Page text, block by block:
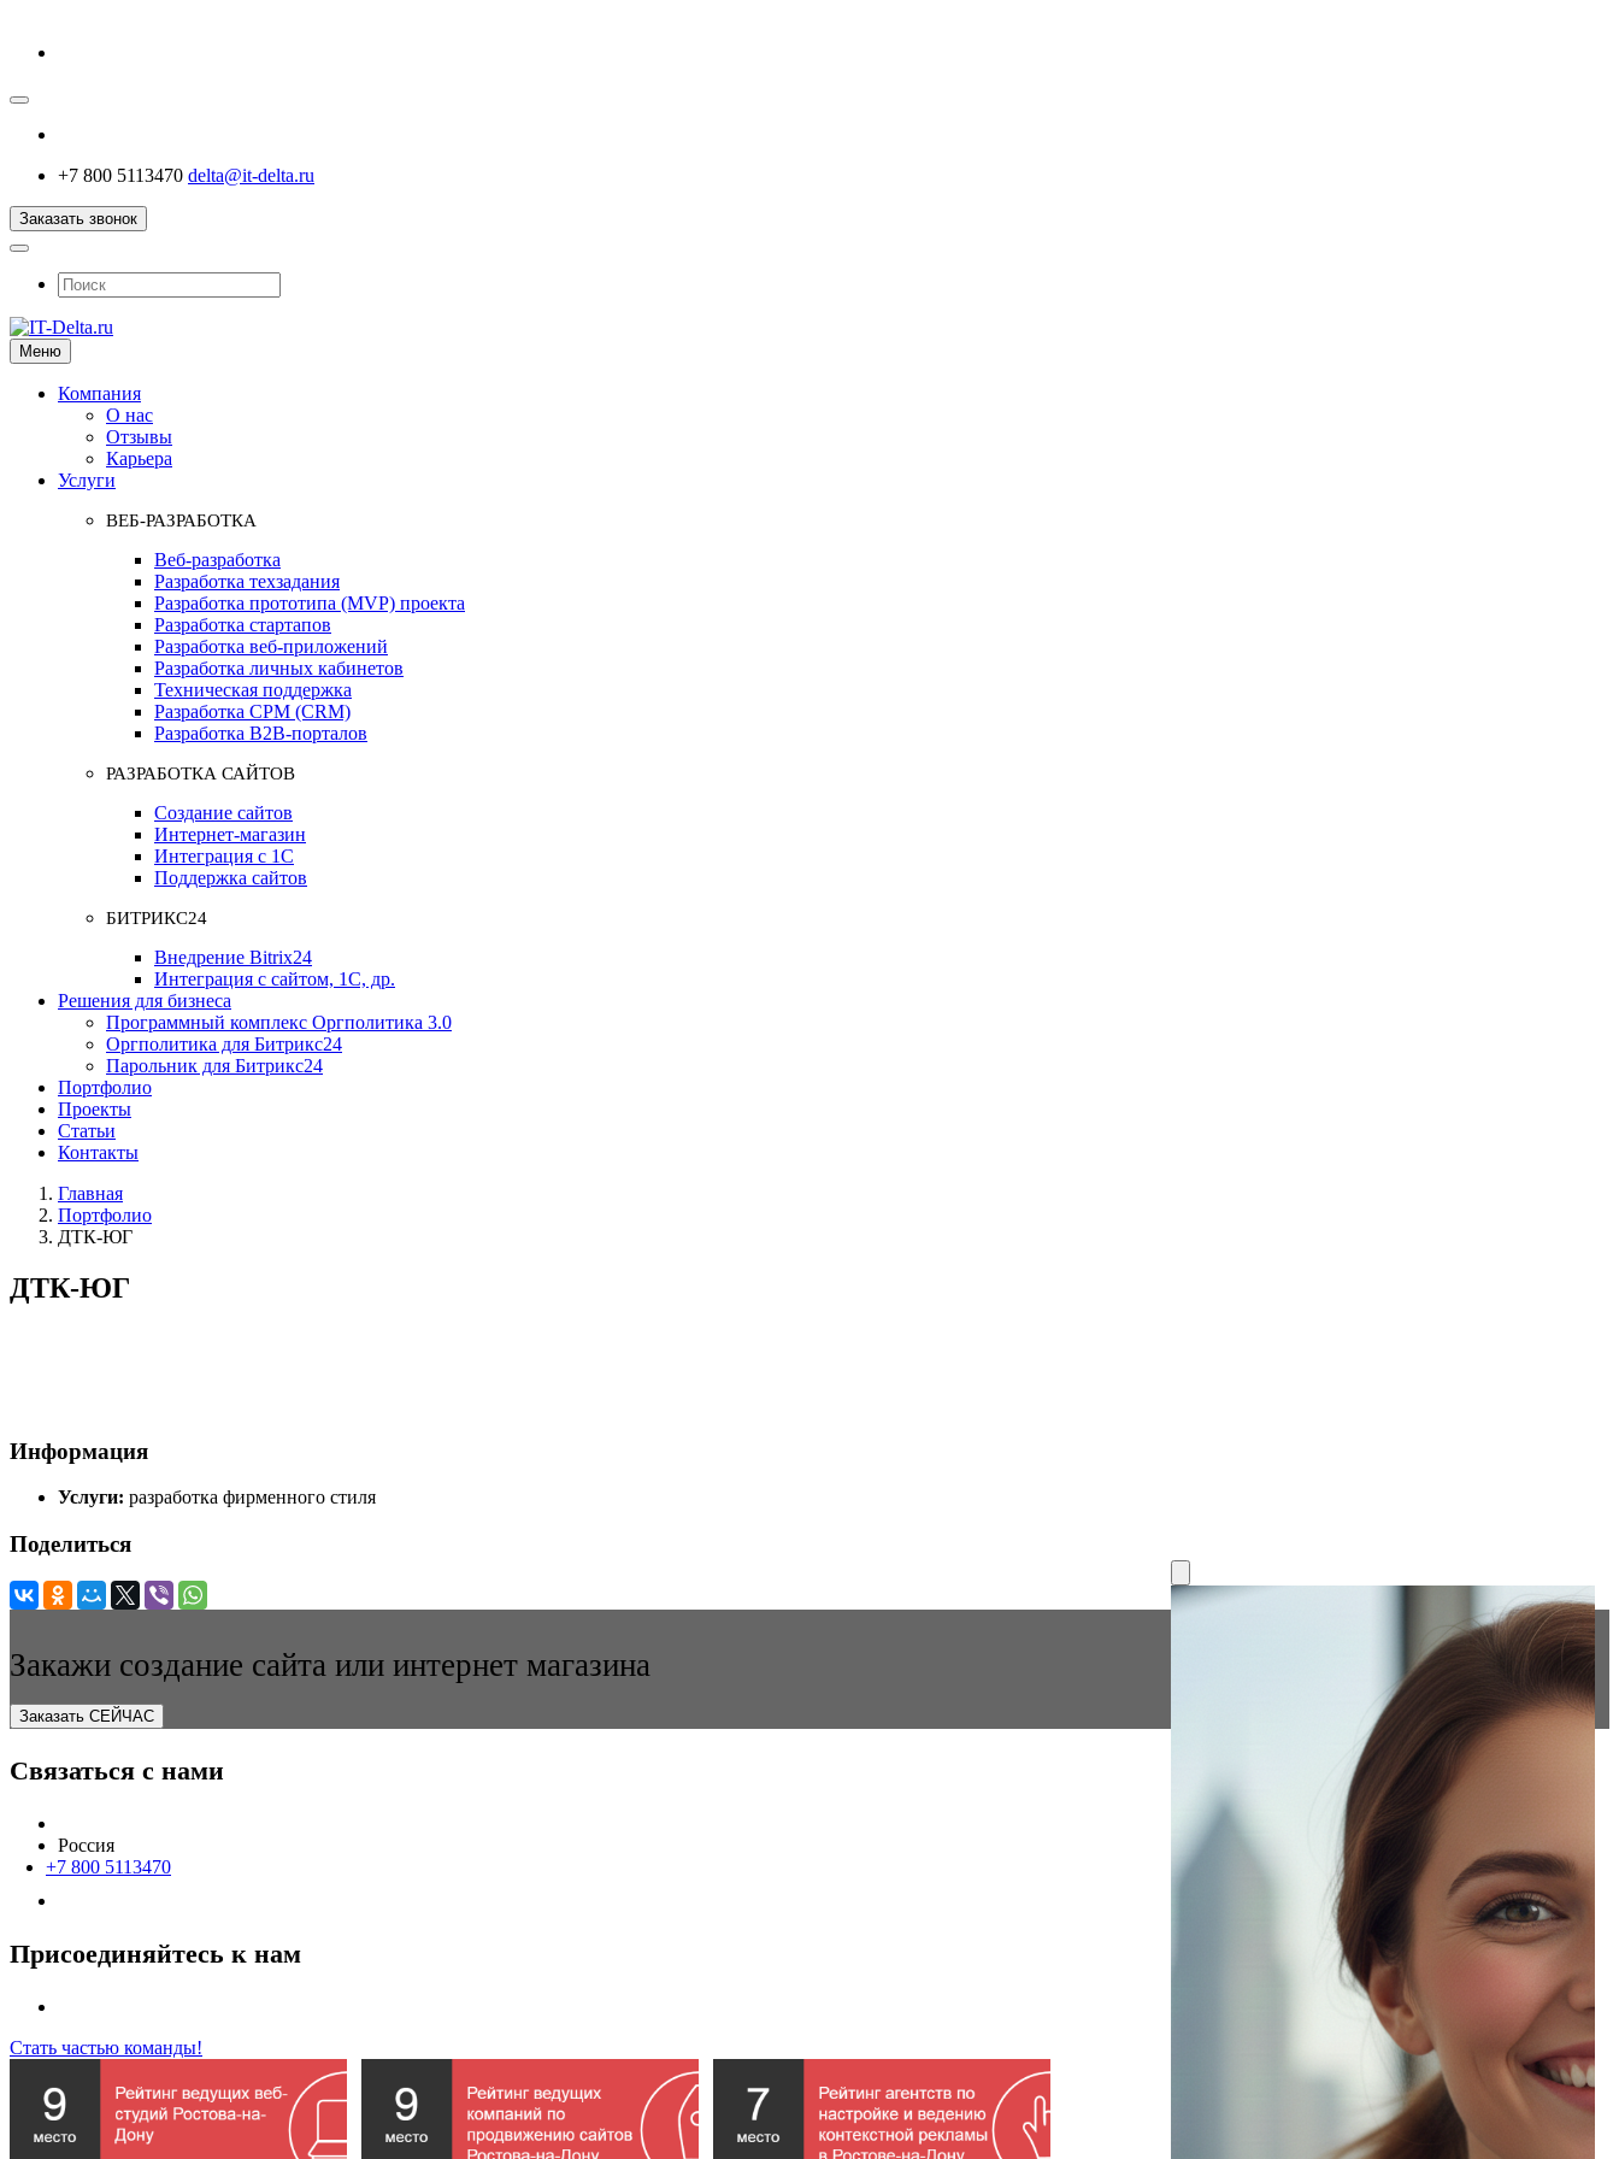
+7 800 5113470 delta@it-delta.ru
Заказать звонок
Меню
Компания
О нас
Отзывы
Карьера
Услуги
ВЕБ-РАЗРАБОТКА
Веб-разработка
Разработка техзадания
Разработка прототипа (MVP) проекта
Разработка стартапов
Разработка веб-приложений
Разработка личных кабинетов
Техническая поддержка
Разработка СРМ (CRM)
Разработка B2B-порталов
РАЗРАБОТКА САЙТОВ
Создание сайтов
Интернет-магазин
Интеграция с 1С
Поддержка сайтов
БИТРИКС24
Внедрение Bitrix24
Интеграция с сайтом, 1С, др.
Решения для бизнеса
Программный комплекс Оргполитика 3.0
Оргполитика для Битрикс24
Парольник для Битрикс24
Портфолио
Проекты
Статьи
Контакты
Главная
Портфолио
ДТК-ЮГ
ДТК-ЮГ
Информация
Услуги: разработка фирменного стиля
Поделиться
Закажи создание сайта или интернет магазина
Заказать СЕЙЧАС
Связаться с нами
Россия
+7 800 5113470
Присоединяйтесь к нам
Стать частью команды!